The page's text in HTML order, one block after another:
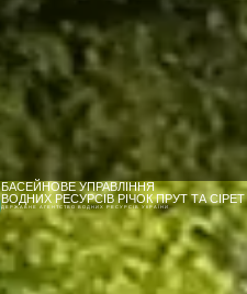
БАСЕЙНОВЕ УПРАВЛІННЯ
ВОДНИХ РЕСУРСІВ РІЧОК ПРУТ ТА СІРЕТ
ДЕРЖАВНЕ АГЕНТСТВО ВОДНИХ РЕСУРСІВ УКРАЇНИ